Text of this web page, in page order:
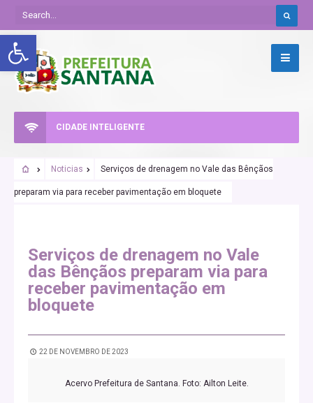
Abrir a barra de ferramentas
CIDADE INTELIGENTE
Noticias Serviços de drenagem no Vale das Bênçãos
preparam via para receber pavimentação em bloquete
Serviços de drenagem no Vale
das Bênçãos preparam via para
receber pavimentação em
bloquete
22 DE NOVEMBRO DE 2023
Acervo Prefeitura de Santana. Foto: Ailton Leite.